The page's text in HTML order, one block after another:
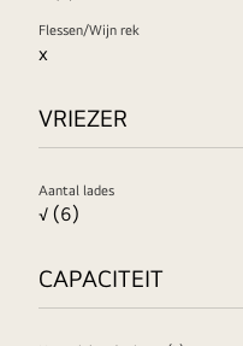
Flessen/Wijn rek
x
VRIEZER
Aantal lades
√ (6)
CAPACITEIT